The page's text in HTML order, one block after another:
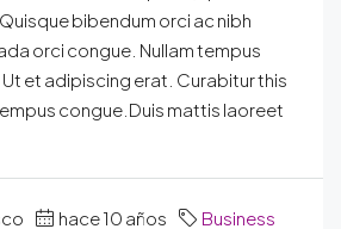
bibendum orci ac nibh
orci congue. Nullam tempus
et adipiscing erat. Curabitur this
congue.Duis mattis laoreet
hace 10 años Business